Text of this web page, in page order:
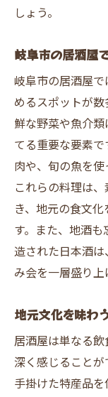
しょう。
岐阜市の居酒屋
岐阜市の居酒屋
めるスポットが
鮮な野菜や魚介
てる重要な要素
肉や、旬の魚を使
これらの料理は
き、地元の食文
す。また、地酒
造された日本酒
み会を一層盛り上
地元文化を味わ
居酒屋は単なる
深く感じること
手掛けた特産品